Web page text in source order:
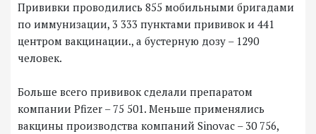
Прививки проводились 855 мобильными бригадами
по иммунизации, 3 333 пунктами прививок и 441
центром вакцинации., а бустерную дозу – 1290
человек.
Больше всего прививок сделали препаратом
компании Pfizer – 75 501. Меньше применялись
вакцины производства компаний Sinovac – 30 756,